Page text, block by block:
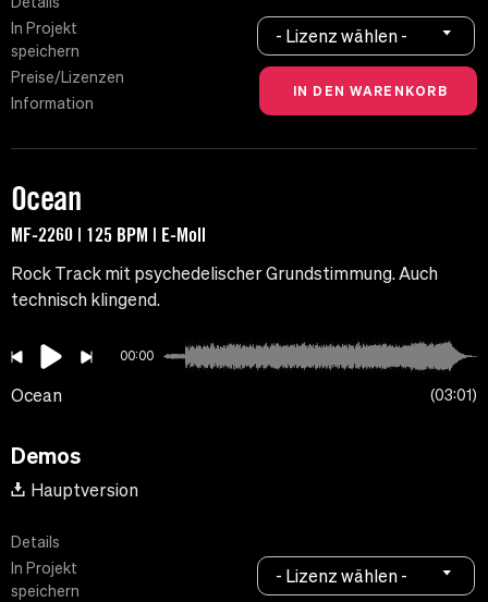
In Projekt
speichern
Preise/Lizenzen
Information
- Lizenz wählen -
Ocean
MF-2260 | 125 BPM | E-Moll
Rock Track mit psychedelischer Grundstimmung. Auch
technisch klingend.
00:00
Ocean 03:01
Demos
Hauptversion
Details
In Projekt
speichern
- Lizenz wählen -